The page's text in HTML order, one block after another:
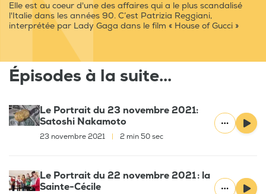
Elle est au coeur d'une des affaires qui a le plus scandalisé
l'Italie dans les années 90. C’est Patrizia Reggiani,
interprétée par Lady Gaga dans le film « House of Gucci »
Épisodes à la suite...
Le Portrait du 23 novembre 2021:
Satoshi Nakamoto
23 novembre 2021 2 min 50 sec
Le Portrait du 22 novembre 2021 : la
Sainte-Cécile